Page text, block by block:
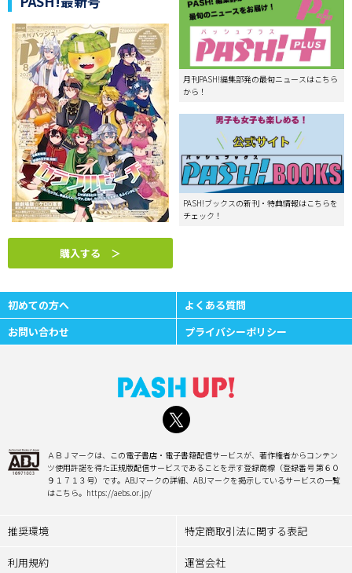
購入する ＞
月刊PASH!編集部発の最旬ニュースはこちら
から！
PASH!ブックスの新刊・特典情報はこちらを
チェック！
初めての方へ
よくある質問
お問い合わせ
プライバシーポリシー
ＡＢＪマークは、この電子書店・電子書籍配信サービスが、著作権者からコンテン
ツ使用許諾を得た正規版配信サービスであることを示す登録商標（登録番号 第６０
９１７１３号）です。ABJマークの詳細、ABJマークを掲示しているサービスの一覧
はこちら。https://aebs.or.jp/
推奨環境 特定商取引法に関する表記
利用規約 運営会社